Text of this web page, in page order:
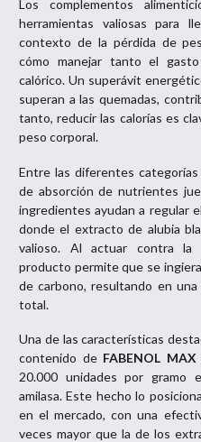
Los complementos
herramientas valiosas para
contexto de la pérdida de
cómo manejar tanto el
calórico. Un superávit
superan a las quemadas,
tanto, reducir las calorías es
peso corporal.
Entre las diferentes
de absorción de nutrientes
ingredientes ayudan a regular
donde el extracto de alubia
valioso. Al actuar contra la
producto permite que se
de carbono, resultando en
total.
Una de las características
contenido de FABENOL
20.000 unidades por gramo
amilasa. Este hecho lo
en el mercado, con una
veces mayor que la de los